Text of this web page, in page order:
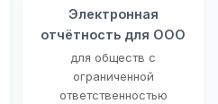
Электронная
отчётность для ООО
для обществ с
ограниченной
ответственностью